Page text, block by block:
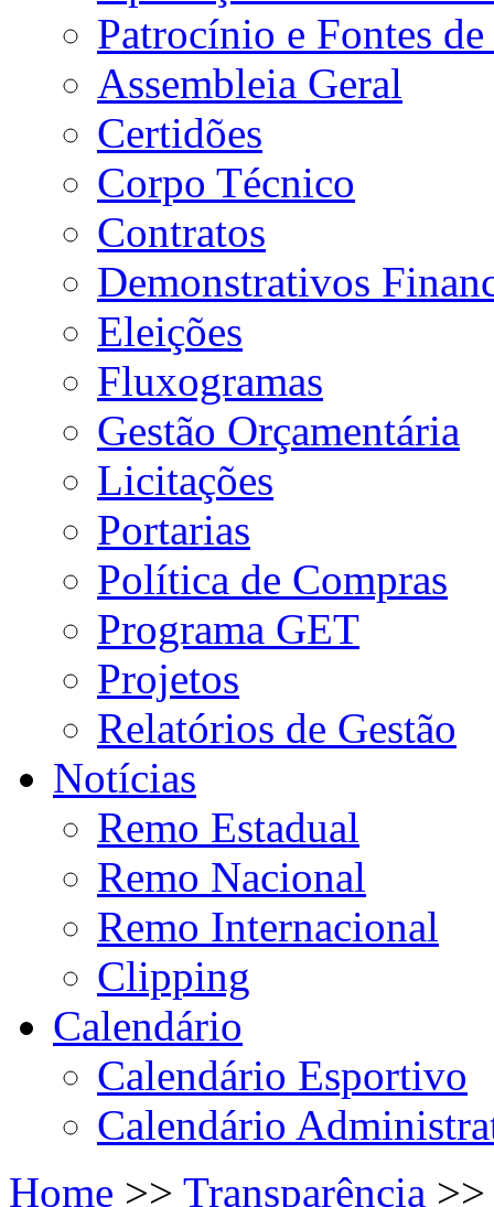
Patrocínio e Fontes de
Assembleia Geral
Certidões
Corpo Técnico
Contratos
Demonstrativos
Eleições
Fluxogramas
Gestão Orçamentária
Licitações
Portarias
Política de Compras
Programa GET
Projetos
Relatórios de Gestão
Notícias
Remo Estadual
Remo Nacional
Remo Internacional
Clipping
Calendário
Calendário Esportivo
Calendário
Home >> Transparência